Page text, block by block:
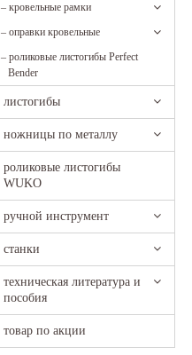
– кровельные рамки
– оправки кровельные
– роликовые листогибы Perfect
Bender
листогибы
ножницы по металлу
роликовые листогибы
WUKO
ручной инструмент
станки
техническая литература и
пособия
товар по акции